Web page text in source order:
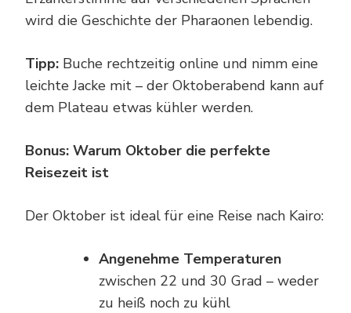
wird die Geschichte der Pharaonen lebendig.
Tipp: Buche rechtzeitig online und nimm eine
leichte Jacke mit – der Oktoberabend kann auf
dem Plateau etwas kühler werden.
Bonus: Warum Oktober die perfekte
Reisezeit ist
Der Oktober ist ideal für eine Reise nach Kairo:
Angenehme Temperaturen
zwischen 22 und 30 Grad – weder
zu heiß noch zu kühl